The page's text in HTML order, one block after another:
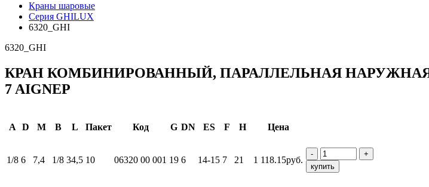
Краны шаровые
Серия GHILUX
6320_GHI
6320_GHI
КРАН КОМБИНИРОВАННЫЙ, ПАРАЛЛЕЛЬНАЯ НАРУЖНАЯ
7 AIGNEP
A D M B L Пакет Код G DN ES F H Цена
1/8 6 7,4 1/8 34,5 10 06320 00 001 19 6 14-15 7 21 1 118.15руб.
-
+
купить